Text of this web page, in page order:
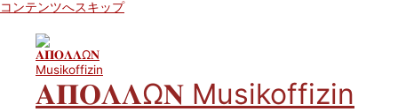
コンテンツへスキップ
𝚨𝚷𝚶𝚲𝚲Ω𝚴 Musikoffizin